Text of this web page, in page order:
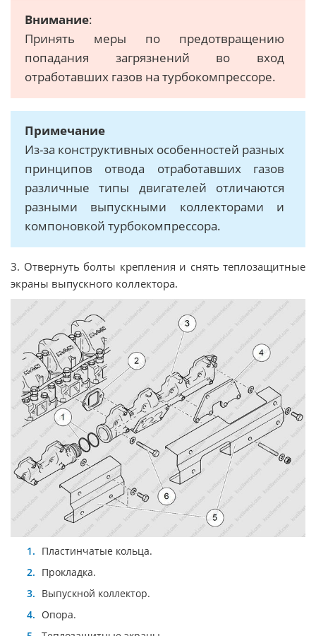
Внимание:
Принять меры по предотвращению
попадания загрязнений во вход
отработавших газов на турбокомпрессоре.
Примечание
Из-за конструктивных особенностей разных
принципов отвода отработавших газов
различные типы двигателей отличаются
разными выпускными коллекторами и
компоновкой турбокомпрессора.
3. Отвернуть болты крепления и снять теплозащитные
экраны выпускного коллектора.
Пластинчатые кольца.
Прокладка.
Выпускной коллектор.
Опора.